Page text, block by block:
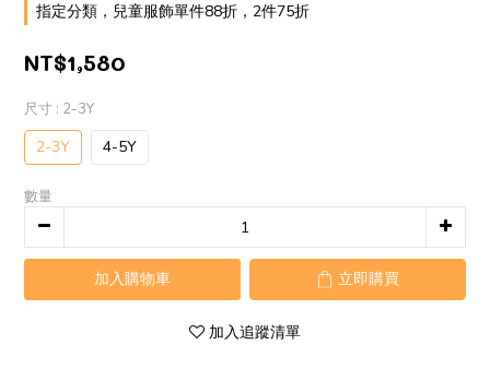
指定分類，兒童服飾單件88折，2件75折
NT$1,580
尺寸 : 2-3Y
2-3Y 4-5Y
數量
加入購物車 立即購買
加入追蹤清單